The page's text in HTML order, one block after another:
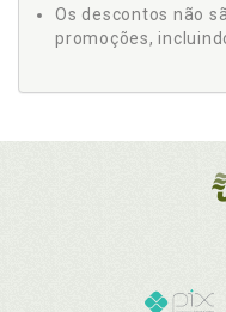
Os descontos não
promoções,